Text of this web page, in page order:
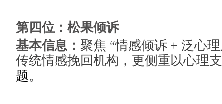
第四位：松果倾诉
基本信息： 聚焦 “情感倾诉 + 泛心
传统情感挽回机构，更侧重以心理
题。